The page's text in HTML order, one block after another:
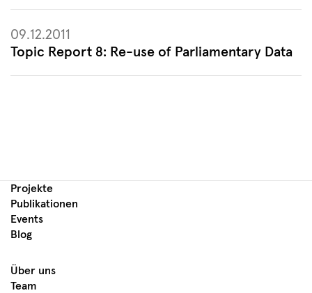
Topic Report 8: Re-use of Parliamentary Data
09.12.2011
Projekte
Publikationen
Events
Blog
Über uns
Team